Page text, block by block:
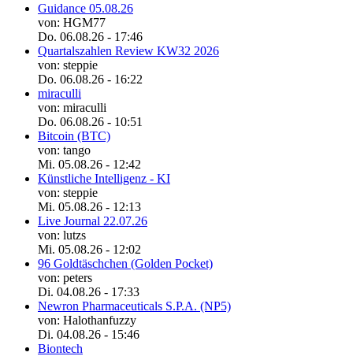
Guidance 05.08.26
von: HGM77
Do. 06.08.26 - 17:46
Quartalszahlen Review KW32 2026
von: steppie
Do. 06.08.26 - 16:22
miraculli
von: miraculli
Do. 06.08.26 - 10:51
Bitcoin (BTC)
von: tango
Mi. 05.08.26 - 12:42
Künstliche Intelligenz - KI
von: steppie
Mi. 05.08.26 - 12:13
Live Journal 22.07.26
von: lutzs
Mi. 05.08.26 - 12:02
96 Goldtäschchen (Golden Pocket)
von: peters
Di. 04.08.26 - 17:33
Newron Pharmaceuticals S.P.A. (NP5)
von: Halothanfuzzy
Di. 04.08.26 - 15:46
Biontech